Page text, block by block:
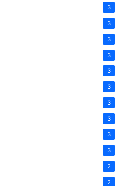
3
3
3
3
3
3
3
3
3
3
2
2